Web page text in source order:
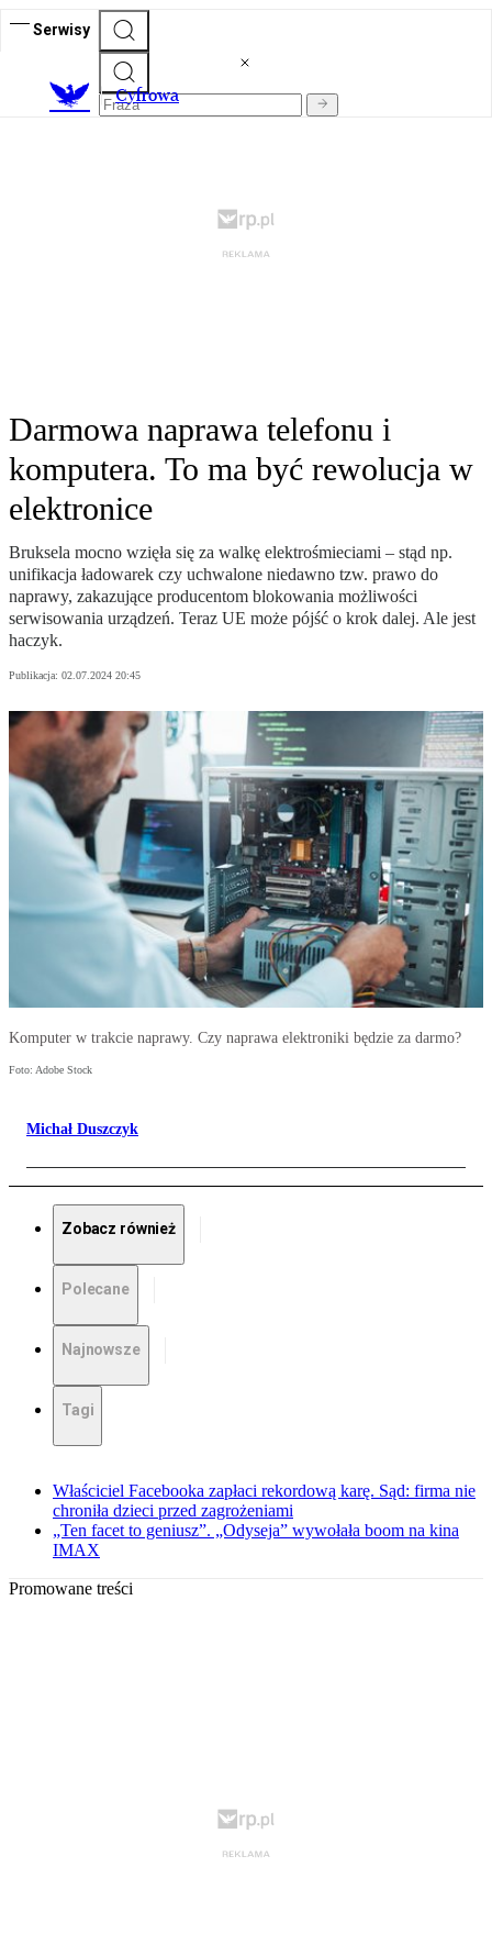
Serwisy
Cyfrowa
Darmowa naprawa telefonu i
komputera. To ma być rewolucja w
elektronice
Bruksela mocno wzięła się za walkę elektrośmieciami – stąd np.
unifikacja ładowarek czy uchwalone niedawno tzw. prawo do
naprawy, zakazujące producentom blokowania możliwości
serwisowania urządzeń. Teraz UE może pójść o krok dalej. Ale jest
haczyk.
Publikacja: 02.07.2024 20:45
Komputer w trakcie naprawy. Czy naprawa elektroniki będzie za darmo?
Foto: Adobe Stock
Michał Duszczyk
Zobacz również
Polecane
Najnowsze
Tagi
Właściciel Facebooka zapłaci rekordową karę. Sąd: firma nie
chroniła dzieci przed zagrożeniami
„Ten facet to geniusz”. „Odyseja” wywołała boom na kina
IMAX
Promowane treści